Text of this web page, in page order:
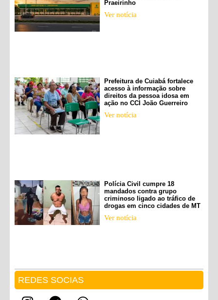
Praeirinho
Ver notícia
Prefeitura de Cuiabá fortalece
acesso à informação sobre
direitos da pessoa idosa em
ação no CCI João Guerreiro
Ver notícia
Polícia Civil cumpre 18
mandados contra grupo
criminoso ligado ao tráfico de
drogas em cinco cidades de MT
Ver notícia
REDES SOCIAS